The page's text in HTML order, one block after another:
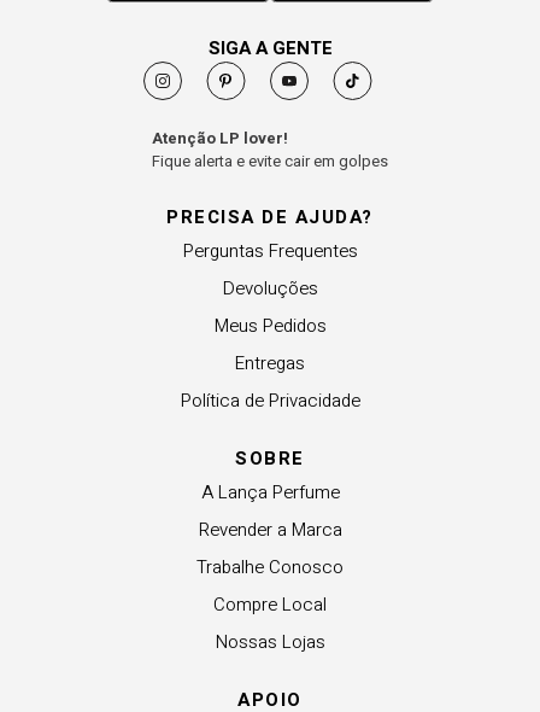
PRECISA DE AJUDA?
Perguntas Frequentes
Devoluções
Meus Pedidos
Entregas
Política de Privacidade
SOBRE
A Lança Perfume
Revender a Marca
Trabalhe Conosco
Compre Local
Nossas Lojas
APOIO
SIGA A GENTE
Atenção LP lover!
Fique alerta e evite cair em golpes